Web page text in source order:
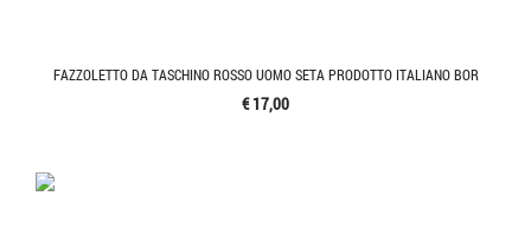
FAZZOLETTO DA TASCHINO ROSSO UOMO SETA PRODOTTO ITALIANO BOR
€ 17,00